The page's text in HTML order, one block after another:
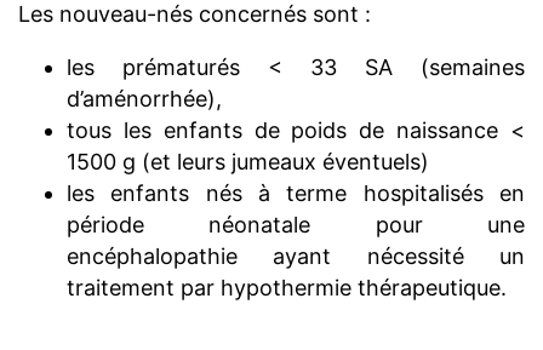
Les nouveau-nés concernés sont :
les prématurés < 33 SA (semaines
d’aménorrhée),
tous les enfants de poids de naissance <
1500 g (et leurs jumeaux éventuels)
les enfants nés à terme hospitalisés en
période néonatale pour une
encéphalopathie ayant nécessité un
traitement par hypothermie thérapeutique.